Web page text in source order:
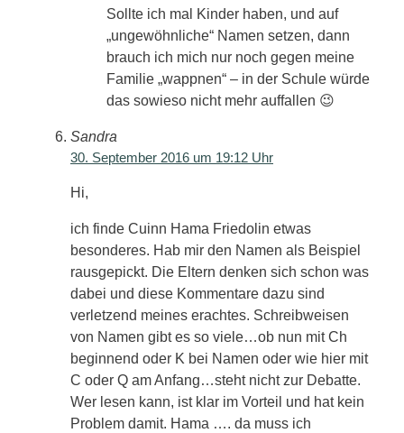
Sollte ich mal Kinder haben, und auf
„ungewöhnliche“ Namen setzen, dann
brauch ich mich nur noch gegen meine
Familie „wappnen“ – in der Schule würde
das sowieso nicht mehr auffallen 😉
Sandra
30. September 2016 um 19:12 Uhr
Hi,
ich finde Cuinn Hama Friedolin etwas
besonderes. Hab mir den Namen als Beispiel
rausgepickt. Die Eltern denken sich schon was
dabei und diese Kommentare dazu sind
verletzend meines erachtes. Schreibweisen
von Namen gibt es so viele…ob nun mit Ch
beginnend oder K bei Namen oder wie hier mit
C oder Q am Anfang…steht nicht zur Debatte.
Wer lesen kann, ist klar im Vorteil und hat kein
Problem damit. Hama …. da muss ich